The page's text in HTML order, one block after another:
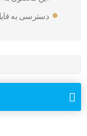
دسترسی به